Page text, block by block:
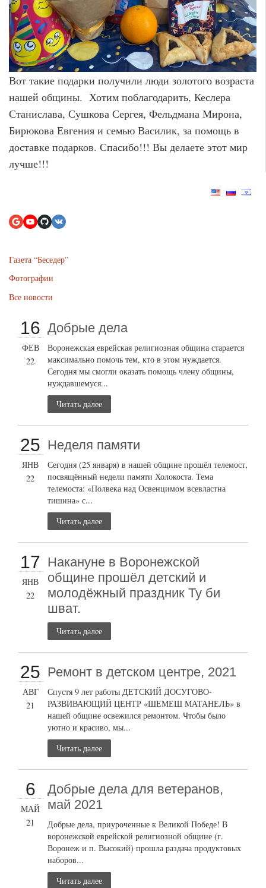
Вот такие подарки получили люди золотого возраста
нашей общины. Хотим поблагодарить, Кеслера
Станислава, Сушкова Сергея, Фельдмана Мирона,
Бирюкова Евгения и семью Василик, за помощь в
доставке подарков. Спасибо!!! Вы делаете этот мир
лучше!!!
Газета “Беседер”
Фотографии
Все новости
16
ФЕВ
22
Добрые дела
Воронежская еврейская религиозная община старается
максимально помочь тем, кто в этом нуждается.
Сегодня мы смогли оказать помощь члену общины,
нуждавшемуся...
Читать далее
25
ЯНВ
22
Неделя памяти
Сегодня (25 января) в нашей общине прошёл телемост,
посвящённый недели памяти Холокоста. Тема
телемоста: «Полвека над Освенцимом всевластна
тишина» с...
Читать далее
17
ЯНВ
22
Накануне в Воронежской
общине прошёл детский и
молодёжный праздник Ту би
шват.
Читать далее
25
АВГ
21
Ремонт в детском центре, 2021
Спустя 9 лет работы ДЕТСКИЙ ДОСУГОВО-
РАЗВИВАЮЩИЙ ЦЕНТР «ШЕМЕШ МАТАНЕЛЬ» в
нашей общине освежился ремонтом. Чтобы было
уютно и красиво, мы...
Читать далее
6
МАЙ
21
Добрые дела для ветеранов,
май 2021
Добрые дела, приуроченные к Великой Победе! В
воронежской еврейской религиозной общине (г.
Воронеж и п. Высокий) прошла раздача продуктовых
наборов...
Читать далее